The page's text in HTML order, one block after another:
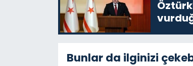
Bunlar da ilginizi